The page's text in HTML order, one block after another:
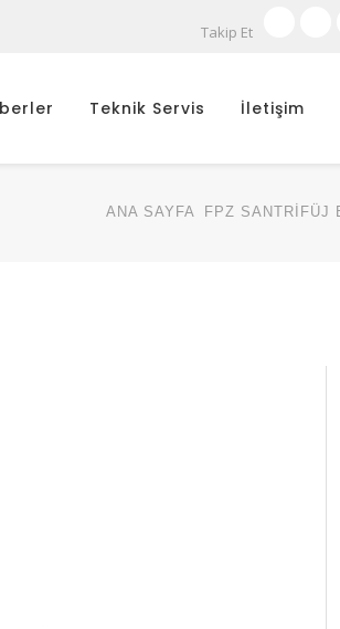
Takip Et
Teknik Servis İletişim
ANA SAYFA FPZ SANTRİFÜJ